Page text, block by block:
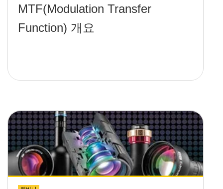
MTF(Modulation Transfer
Function) 개요